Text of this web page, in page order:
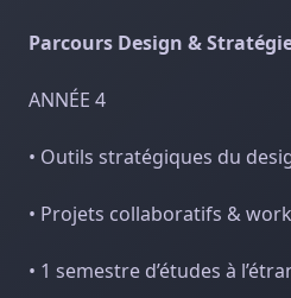
Parcours Design &
ANNÉE 4
• Outils stratégiques du
• Projets collaboratifs &
• 1 semestre d’études à